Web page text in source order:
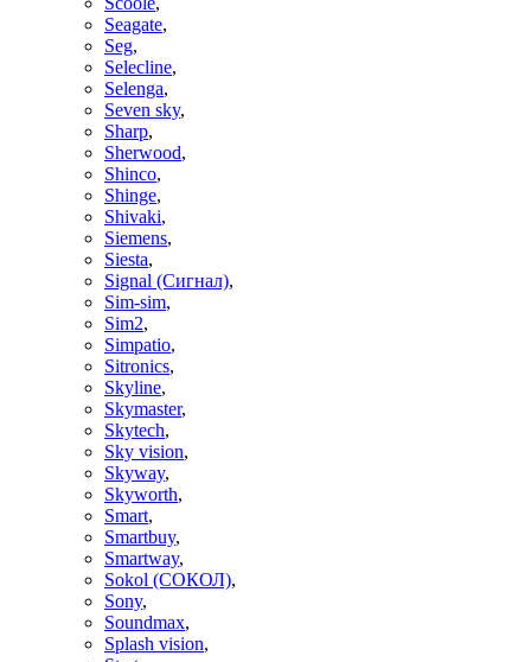
Seagate,
Seg,
Selecline,
Selenga,
Seven sky,
Sharp,
Sherwood,
Shinco,
Shinge,
Shivaki,
Siemens,
Siesta,
Signal (Сигнал),
Sim-sim,
Sim2,
Simpatio,
Sitronics,
Skyline,
Skymaster,
Skytech,
Sky vision,
Skyway,
Skyworth,
Smart,
Smartbuy,
Smartway,
Sokol (СОКОЛ),
Sony,
Soundmax,
Splash vision,